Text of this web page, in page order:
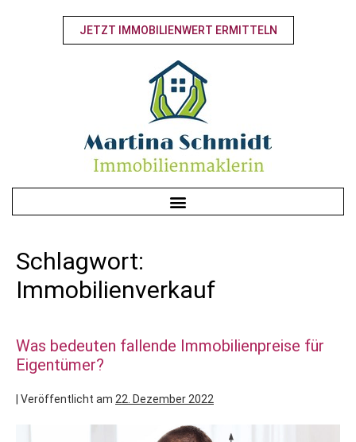
JETZT IMMOBILIENWERT ERMITTELN
Schlagwort:
Immobilienverkauf
Was bedeuten fallende Immobilienpreise für
Eigentümer?
Veröffentlicht am 22. Dezember 2022